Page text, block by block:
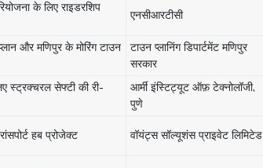
के लिए राइडरशिप
एनसीआरटीसी
और मणिपुर के मोरिंग टाउन
टाउन प्लानिंग डिपार्टमेंट मणिपुर
सरकार
स्ट्रक्चरल सेफ्टी की री-
आर्मी इंस्टिट्यूट ऑफ़ टेक्नोलॉजी,
पुणे
हब प्रोजेक्ट वॉयंट्स सॉल्यूशंस प्राइवेट लिमिटेड